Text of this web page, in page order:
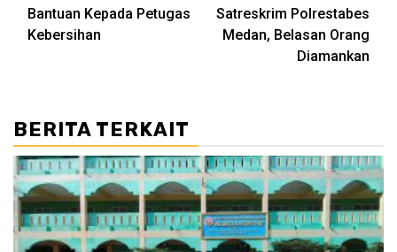
Bantuan Kepada Petugas
Kebersihan
Satreskrim Polrestabes
Medan, Belasan Orang
Diamankan
BERITA TERKAIT